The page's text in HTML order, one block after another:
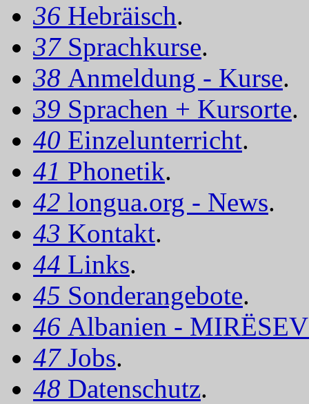
36 Hebräisch.
37 Sprachkurse.
38 Anmeldung - Kurse.
39 Sprachen + Kursorte.
40 Einzelunterricht.
41 Phonetik.
42 longua.org - News.
43 Kontakt.
44 Links.
45 Sonderangebote.
46 Albanien -
47 Jobs.
48 Datenschutz.